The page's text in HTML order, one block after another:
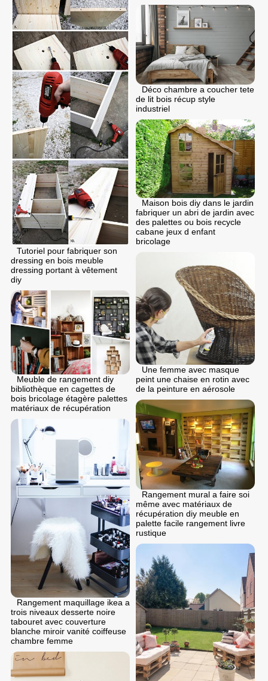
Tutoriel pour fabriquer son
dressing en bois meuble
dressing portant à vêtement
diy
Déco chambre a coucher tete
de lit bois récup style
industriel
Maison bois diy dans le jardin
fabriquer un abri de jardin avec
des palettes ou bois recycle
cabane jeux d enfant
bricolage
Une femme avec masque
peint une chaise en rotin avec
de la peinture en aérosole
Meuble de rangement diy
bibliothèque en cagettes de
bois bricolage étagère palettes
matériaux de récupération
Rangement mural a faire soi
même avec matériaux de
récupération diy meuble en
palette facile rangement livre
rustique
Rangement maquillage ikea a
trois niveaux desserte noire
tabouret avec couverture
blanche miroir vanité coiffeuse
chambre femme